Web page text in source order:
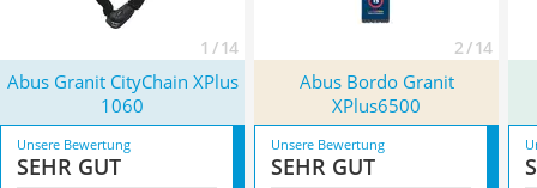
1 / 14 2 / 14
Abus Granit CityChain XPlus
1060
Abus Bordo Granit
XPlus6500
Unsere Bewertung
SEHR GUT
Unsere Bewertung
SEHR GUT